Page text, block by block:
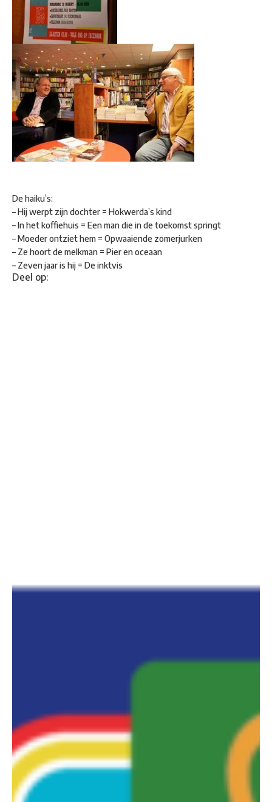
De haiku’s:
– Hij werpt zijn dochter = Hokwerda’s kind
– In het koffiehuis = Een man die in de toekomst springt
– Moeder ontziet hem = Opwaaiende zomerjurken
– Ze hoort de melkman = Pier en oceaan
– Zeven jaar is hij = De inktvis
Deel op: